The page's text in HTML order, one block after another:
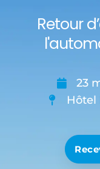
Retour
23
Hôtel